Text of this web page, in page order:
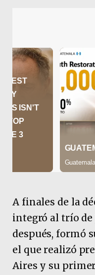
A finales de la
integró al trío de
después, formó
el que realizó
Aires y su